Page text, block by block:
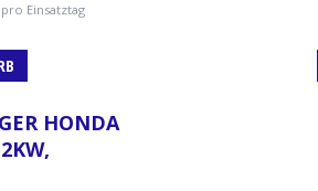
Einsatztag
HONDA